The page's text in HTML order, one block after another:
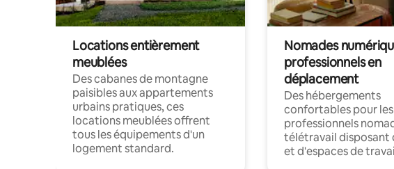
Locations entièrement
meublées
Des cabanes de montagne
paisibles aux appartements
urbains pratiques, ces
locations meublées offrent
tous les équipements d'un
logement standard.
Nomades
professionnels en
déplacement
Des hébergements
confortables pour les
professionnels
télétravail disposant
et d'espaces de